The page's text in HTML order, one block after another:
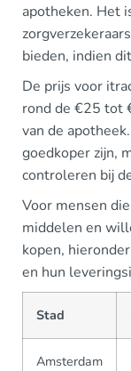
apotheken. Het
bieden, indien
De prijs voor
rond de €25 tot
van de
goedkoper zijn,
controleren bij
Voor mensen
middelen en
kopen,
en hun
Stad
Amsterdam